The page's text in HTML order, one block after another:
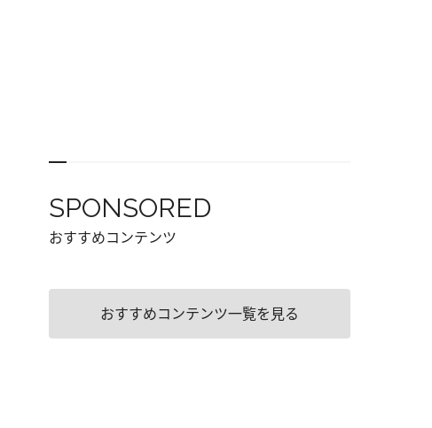
SPONSORED
おすすめコンテンツ
おすすめコンテンツ一覧を見る